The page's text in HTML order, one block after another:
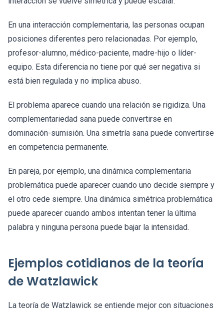
En una interacción complementaria, las personas ocupan
posiciones diferentes pero relacionadas. Por ejemplo,
profesor-alumno, médico-paciente, madre-hijo o líder-
equipo. Esta diferencia no tiene por qué ser negativa si
está bien regulada y no implica abuso.
El problema aparece cuando una relación se rigidiza. Una
complementariedad sana puede convertirse en
dominación-sumisión. Una simetría sana puede convertirse
en competencia permanente.
En pareja, por ejemplo, una dinámica complementaria
problemática puede aparecer cuando uno decide siempre y
el otro cede siempre. Una dinámica simétrica problemática
puede aparecer cuando ambos intentan tener la última
palabra y ninguna persona puede bajar la intensidad.
Ejemplos cotidianos de la teoría
de Watzlawick
La teoría de Watzlawick se entiende mejor con situaciones